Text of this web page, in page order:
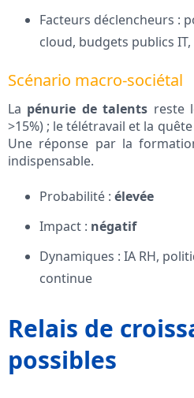
Facteurs déclencheurs :
cloud, budgets publics
Scénario macro-sociétal
La pénurie de talents reste
>15%) ; le télétravail et la
Une réponse par la
indispensable.
Probabilité : élevée
Impact : négatif
Dynamiques : IA RH,
continue
Relais de
possibles